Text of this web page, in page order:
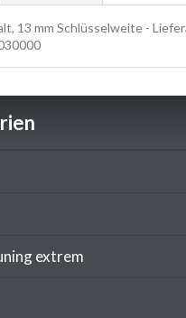
13 mm Schlüsselweite -
extrem